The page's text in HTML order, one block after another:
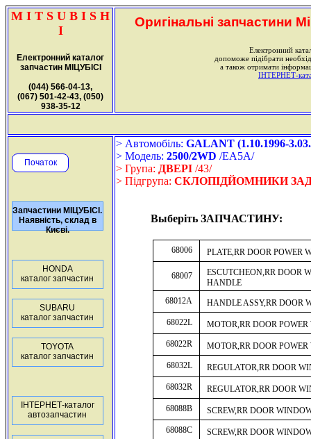
M I T S U B I S H
I
Електронний каталог
запчастин МІЦУБІСІ
(044) 566-04-13,
(067) 501-42-43, (050)
938-35-12
Оригінальні запчастини
Електронний
допоможе підібрати
а також отримати
ІНТЕРНЕТ-
Початок
Запчастини МІЦУБІСІ.
Наявність, склад в
Києві.
HONDA
каталог запчастин
SUBARU
каталог запчастин
TOYOTA
каталог запчастин
ІНТЕРНЕТ-каталог
автозапчастин
> Автомобіль: GALANT (1.10.1996-
> Модель: 2500/2WD /EA5A/
> Група: ДВЕРІ /43/
> Підгрупа: СКЛОПІДЙОМНИКИ
Выберіть ЗАПЧАСТИНУ:
68006 PLATE,RR DOOR POWER
68007
ESCUTCHEON,RR DOOR
HANDLE
68012A
HANDLE ASSY,RR DOOR
68022L
MOTOR,RR DOOR
68022R
MOTOR,RR DOOR
68032L
REGULATOR,RR DOOR
68032R
REGULATOR,RR DOOR
68088B
SCREW,RR DOOR
68088C
SCREW,RR DOOR